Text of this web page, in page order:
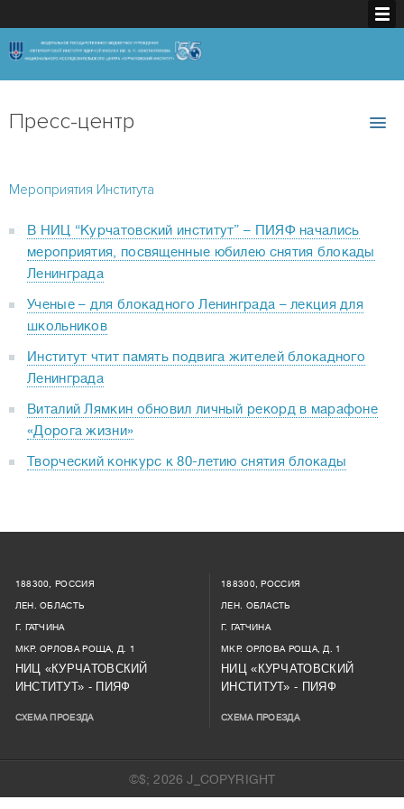
Пресс-центр
Мероприятия Института
В НИЦ “Курчатовский институт” – ПИЯФ начались
мероприятия, посвященные юбилею снятия блокады
Ленинграда
Ученые – для блокадного Ленинграда – лекция для
школьников
Институт чтит память подвига жителей блокадного
Ленинграда
Виталий Лямкин обновил личный рекорд в марафоне
«Дорога жизни»
Творческий конкурс к 80-летию снятия блокады
188300, РОССИЯ
ЛЕН. ОБЛАСТЬ
Г. ГАТЧИНА
МКР. ОРЛОВА РОЩА, Д. 1
НИЦ «КУРЧАТОВСКИЙ
ИНСТИТУТ» - ПИЯФ
СХЕМА ПРОЕЗДА
188300, РОССИЯ
ЛЕН. ОБЛАСТЬ
Г. ГАТЧИНА
МКР. ОРЛОВА РОЩА, Д. 1
НИЦ «КУРЧАТОВСКИЙ
ИНСТИТУТ» - ПИЯФ
СХЕМА ПРОЕЗДА
©$; 2026 J_COPYRIGHT